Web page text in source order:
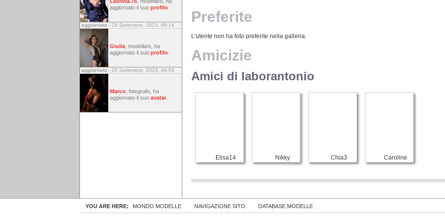
Preferite
L'utente non ha foto preferite nella galleria.
Amicizie
Amici di laborantonio
Elisa14 Nikky Chia3 Caroline
aggiornato il suo profilo
aggiornato - 25 Settembre, 2023, 09:14
Giulia , modella/o, ha
aggiornato il suo profilo
aggiornato - 25 Settembre, 2023, 06:59
Marco , fotografo, ha
aggiornato il suo avatar
YOU ARE HERE: MONDO MODELLE NAVIGAZIONE SITO DATABASE MODELLE